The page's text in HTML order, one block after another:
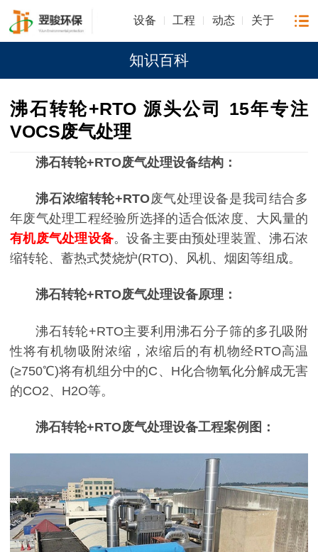
设备 工程 动态 关于
知识百科
沸石转轮+RTO 源头公司 15年专注
VOCS废气处理
沸石转轮+RTO废气处理设备结构：
沸石浓缩转轮+RTO废气处理设备是我司结合多
年废气处理工程经验所选择的适合低浓度、大风量的
有机废气处理设备。设备主要由预处理装置、沸石浓
缩转轮、蓄热式焚烧炉(RTO)、风机、烟囱等组成。
沸石转轮+RTO废气处理设备原理：
沸石转轮+RTO主要利用沸石分子筛的多孔吸附
性将有机物吸附浓缩，浓缩后的有机物经RTO高温
(≥750℃)将有机组分中的C、H化合物氧化分解成无害
的CO2、H2O等。
沸石转轮+RTO废气处理设备工程案例图：